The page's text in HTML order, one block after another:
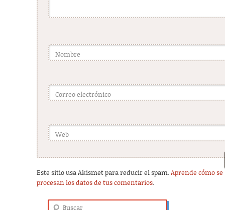
Nombre
Correo electrónico
Web
Este sitio usa Akismet para reducir el spam.Aprende cómo se
procesan los datos de tus comentarios.
Buscar